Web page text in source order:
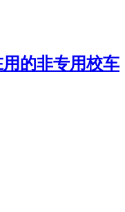
的非专用校车